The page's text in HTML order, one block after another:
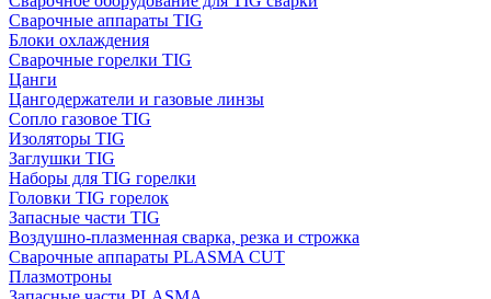
Сварочные аппараты TIG
Блоки охлаждения
Сварочные горелки TIG
Цанги
Цангодержатели и газовые линзы
Сопло газовое TIG
Изоляторы TIG
Заглушки TIG
Наборы для TIG горелки
Головки TIG горелок
Запасные части TIG
Воздушно-плазменная сварка, резка и строжка
Сварочные аппараты PLASMA CUT
Плазмотроны